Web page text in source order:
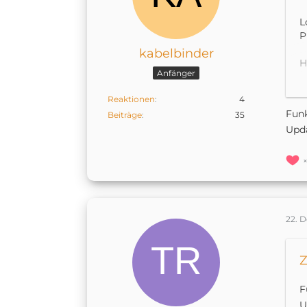
kabelbinder
Anfänger
Reaktionen
4
Beiträge
35
22.